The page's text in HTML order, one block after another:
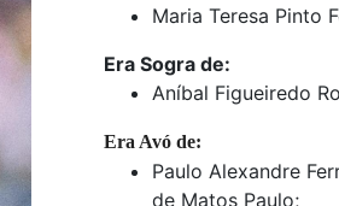
Maria Teresa Pinto
Era Sogra de:
Aníbal Figueiredo
Era Avó de:
Paulo Alexandre
de Matos Paulo;